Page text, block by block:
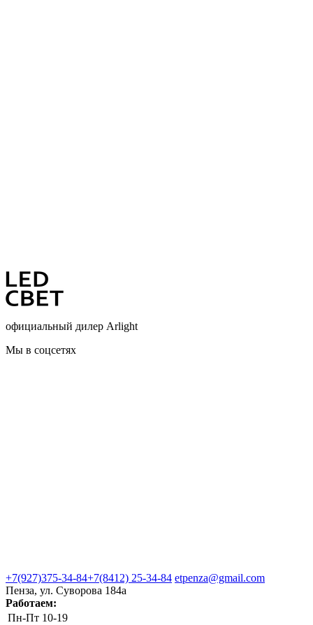
официальный дилер Arlight
Мы в соцсетях
+7(927)375-34-84+7(8412) 25-34-84 etpenza@gmail.com
Пенза, ул. Cуворова 184а
Работаем:
Пн-Пт 10-19